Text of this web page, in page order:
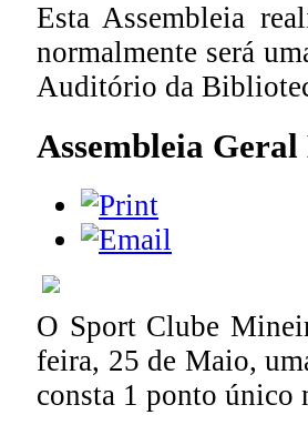
Esta Assembleia
normalmente será
Auditório da
Assembleia
O Sport Clube
feira, 25 de Maio,
consta 1 ponto único